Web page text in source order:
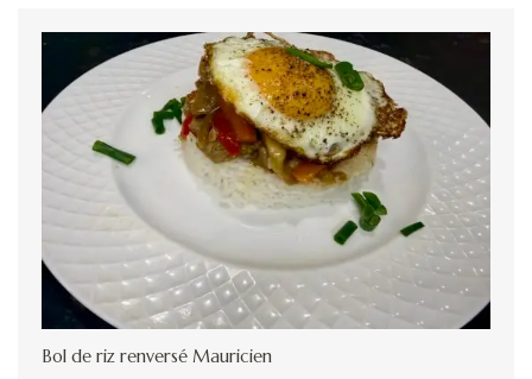
Bol de riz renversé Mauricien